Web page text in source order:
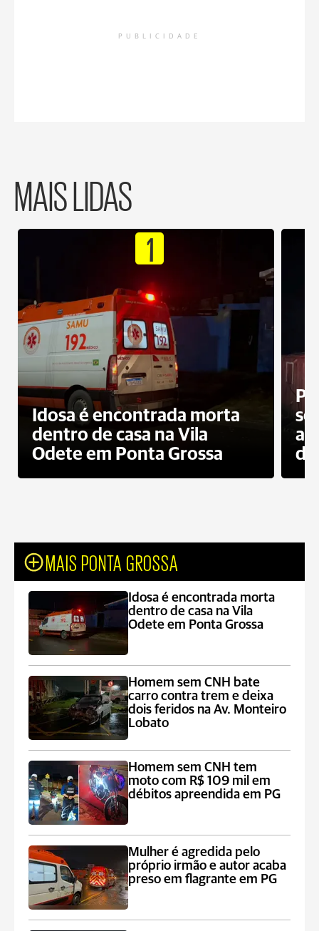
PUBLICIDADE
MAIS LIDAS
1
Idosa é encontrada morta
dentro de casa na Vila
Odete em Ponta Grossa
do
MAIS PONTA GROSSA
Idosa é encontrada morta
dentro de casa na Vila
Odete em Ponta Grossa
Homem sem CNH bate
carro contra trem e deixa
dois feridos na Av. Monteiro
Lobato
Homem sem CNH tem
moto com R$ 109 mil em
débitos apreendida em PG
Mulher é agredida pelo
próprio irmão e autor acaba
preso em flagrante em PG